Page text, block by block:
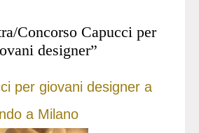
Concorso Capucci per
designer”
per giovani designer a
a Milano